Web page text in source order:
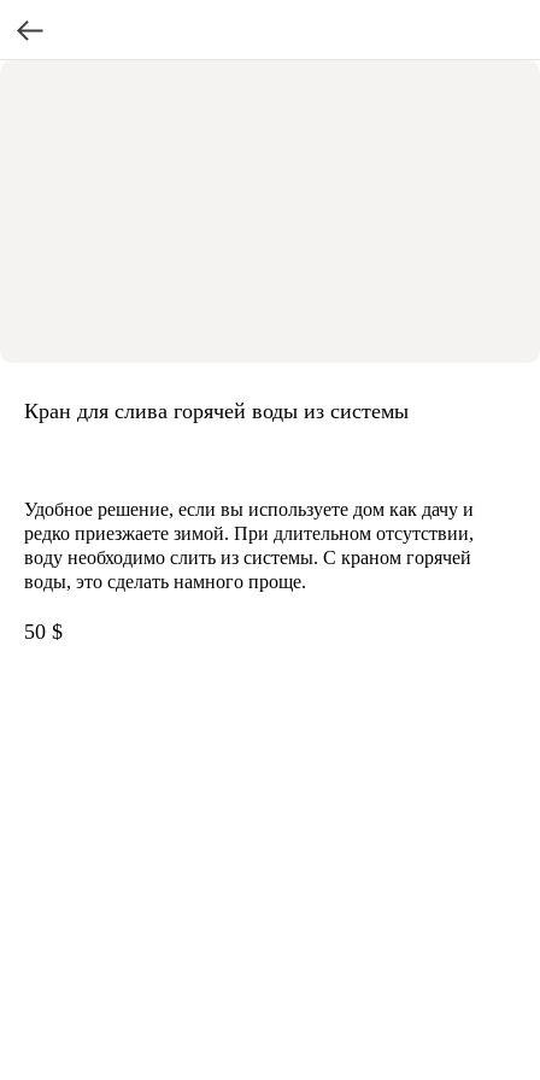
Кран для слива горячей воды из системы
Удобное решение, если вы используете дом как дачу и
редко приезжаете зимой. При длительном отсутствии,
воду необходимо слить из системы. С краном горячей
воды, это сделать намного проще.
50 $